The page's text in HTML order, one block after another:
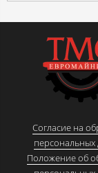
Согласие на
персональных
Положение об